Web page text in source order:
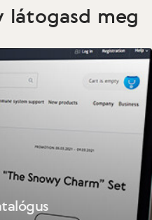
látogasd meg